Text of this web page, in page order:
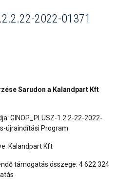
2022-01371
Sarudon a Kalandpart Kft
GINOP_PLUSZ-1.2.2-22-2022-
újraindítási Program
Kalandpart Kft
támogatás összege: 4 622 324